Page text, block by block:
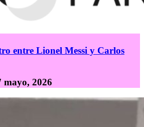
entre Lionel Messi y Carlos
mayo, 2026